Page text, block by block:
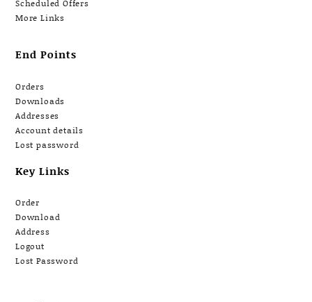
Scheduled Offers
More Links
End Points
Orders
Downloads
Addresses
Account details
Lost password
Key Links
Order
Download
Address
Logout
Lost Password